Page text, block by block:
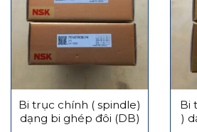
Bi trục chính ( spindle)
dạng bi ghép đôi (DB)
Bi
)